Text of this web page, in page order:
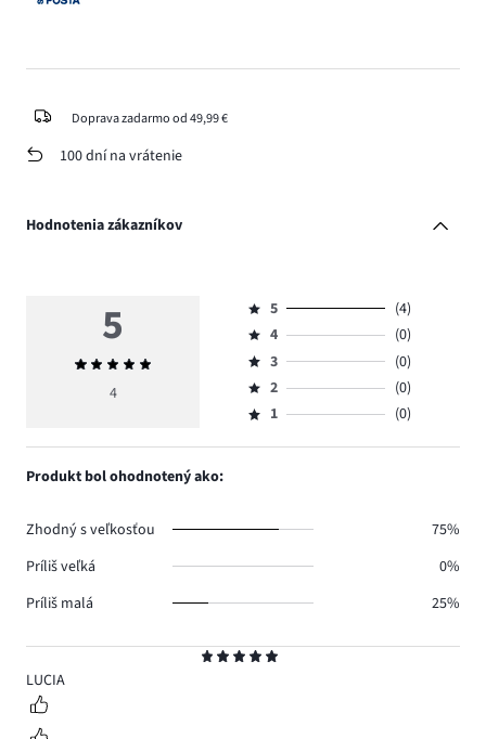
Doprava zadarmo od 49,99 €
100 dní na vrátenie
Hodnotenia zákazníkov
5LUCIA
5
Priemerné
hodnotenie
4
Hodnotenie
5,
počet
hlasov
4.
5
(4)
Hodnotenie
4,
počet
hlasov
4
(0)
Hodnotenie
3,
počet
3
(0)
Hodnotenie
2,
2
(0)
Hodnotenie
1,
1 (0)
Produkt bol ohodnotený ako:
Zhodný s veľkosťou
75%
Príliš veľká
0%
Príliš malá
25%